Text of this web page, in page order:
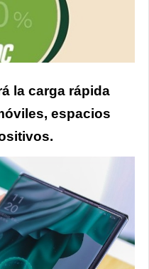
la carga rápida
espacios